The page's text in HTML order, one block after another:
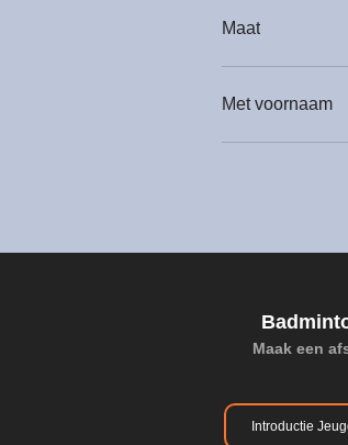
Maat
34
36
40
128
164
L
S
XL
Met voornaam
Ja
Maak een
Introductie